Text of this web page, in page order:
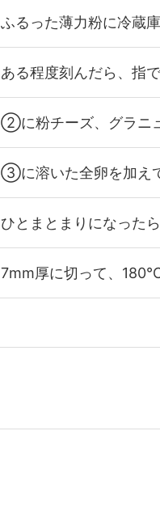
ふるった薄力粉に冷蔵
ある程度刻んだら、指
②に粉チーズ、グラニ
③に溶いた全卵を加え
ひとまとまりになった
7mm厚に切って、180℃